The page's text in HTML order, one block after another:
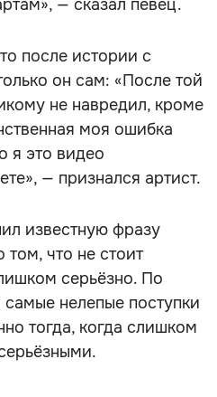
— сказал певец.
после истории с
он сам: «После той
не навредил, кроме
моя ошибка
я это видео
— признался артист.
известную фразу
что не стоит
серьёзно. По
нелепые поступки
тогда, когда слишком